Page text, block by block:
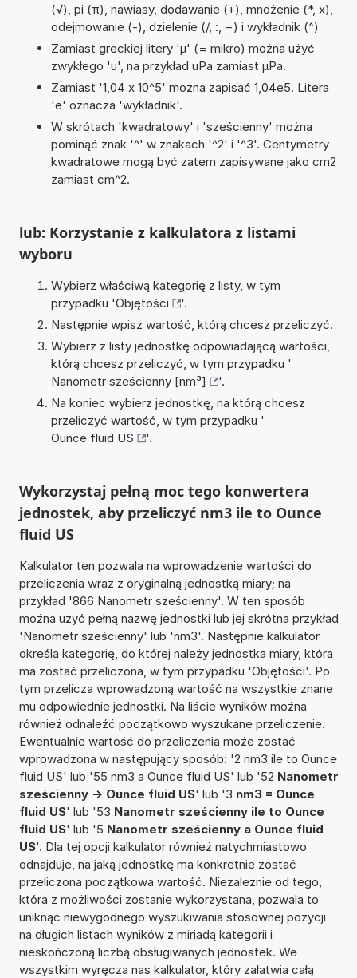
(√), pi (π), nawiasy, dodawanie (+), mnożenie (*, x),
odejmowanie (-), dzielenie (/, :, ÷) i wykładnik (^)
Zamiast greckiej litery 'µ' (= mikro) można użyć
zwykłego 'u', na przykład uPa zamiast µPa.
Zamiast '1,04 x 10^5' można zapisać 1,04e5. Litera
'e' oznacza 'wykładnik'.
W skrótach 'kwadratowy' i 'sześcienny' można
pominąć znak '^' w znakach '^2' i '^3'. Centymetry
kwadratowe mogą być zatem zapisywane jako cm2
zamiast cm^2.
lub: Korzystanie z kalkulatora z listami
wyboru
Wybierz właściwą kategorię z listy, w tym
przypadku 'Objętości
'.
Następnie wpisz wartość, którą chcesz przeliczyć.
Wybierz z listy jednostkę odpowiadającą wartości,
którą chcesz przeliczyć, w tym przypadku '
Nanometr sześcienny [nm³]
'.
Na koniec wybierz jednostkę, na którą chcesz
przeliczyć wartość, w tym przypadku '
Ounce fluid US
'.
Wykorzystaj pełną moc tego konwertera
jednostek, aby przeliczyć nm3 ile to Ounce
fluid US
Kalkulator ten pozwala na wprowadzenie wartości do
przeliczenia wraz z oryginalną jednostką miary; na
przykład '866 Nanometr sześcienny'. W ten sposób
można użyć pełną nazwę jednostki lub jej skrótna przykład
'Nanometr sześcienny' lub 'nm3'. Następnie kalkulator
określa kategorię, do której należy jednostka miary, która
ma zostać przeliczona, w tym przypadku 'Objętości'. Po
tym przelicza wprowadzoną wartość na wszystkie znane
mu odpowiednie jednostki. Na liście wyników można
również odnaleźć początkowo wyszukane przeliczenie.
Ewentualnie wartość do przeliczenia może zostać
wprowadzona w następujący sposób: '2 nm3 ile to Ounce
fluid US' lub '55 nm3 a Ounce fluid US' lub '52 Nanometr
sześcienny -> Ounce fluid US' lub '3 nm3 = Ounce
fluid US' lub '53 Nanometr sześcienny ile to Ounce
fluid US' lub '5 Nanometr sześcienny a Ounce fluid
US'. Dla tej opcji kalkulator również natychmiastowo
odnajduje, na jaką jednostkę ma konkretnie zostać
przeliczona początkowa wartość. Niezależnie od tego,
która z możliwości zostanie wykorzystana, pozwala to
uniknąć niewygodnego wyszukiwania stosownej pozycji
na długich listach wyników z miriadą kategorii i
nieskończoną liczbą obsługiwanych jednostek. We
wszystkim wyręcza nas kalkulator, który załatwia całą